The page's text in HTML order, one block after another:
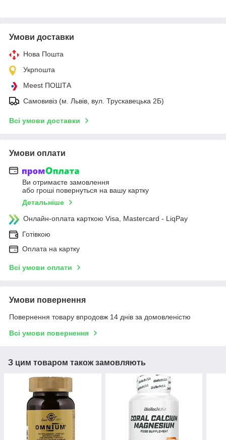
Умови доставки
Нова Пошта
Укрпошта
Meest ПОШТА
Самовивіз (м. Львів, вул. Трускавецька 2Б)
Всі умови доставки
Умови оплати
Ви отримаєте замовлення
або гроші повернуться на вашу картку
Детальніше
Онлайн-оплата карткою Visa, Mastercard - LiqPay
Готівкою
Оплата на картку
Всі умови оплати
Умови повернення
Повернення товару впродовж 14 днів за домовленістю
Всі умови повернення
З цим товаром також замовляють